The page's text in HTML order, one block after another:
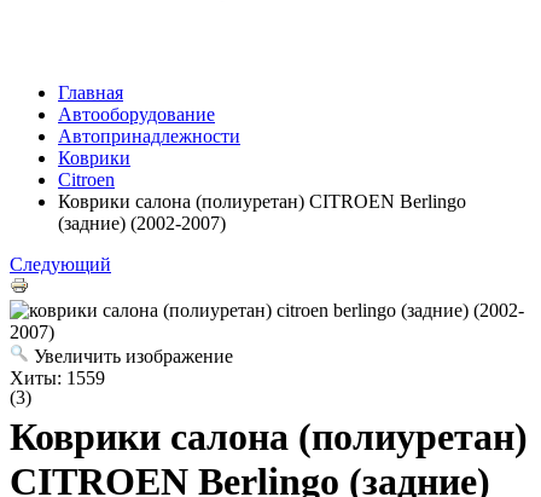
Главная
Автооборудование
Автопринадлежности
Коврики
Citroen
Коврики салона (полиуретан) CITROEN Berlingo
(задние) (2002-2007)
Следующий
Увеличить изображение
Хиты: 1559
(3)
Коврики салона (полиуретан)
CITROEN Berlingo (задние)